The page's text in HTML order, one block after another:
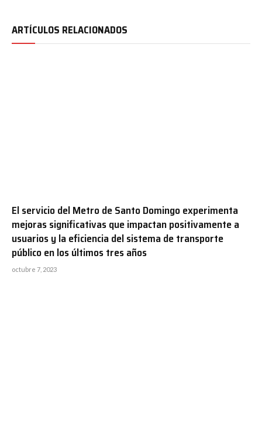
ARTÍCULOS RELACIONADOS
El servicio del Metro de Santo Domingo experimenta
mejoras significativas que impactan positivamente a
usuarios y la eficiencia del sistema de transporte
público en los últimos tres años
octubre 7, 2023